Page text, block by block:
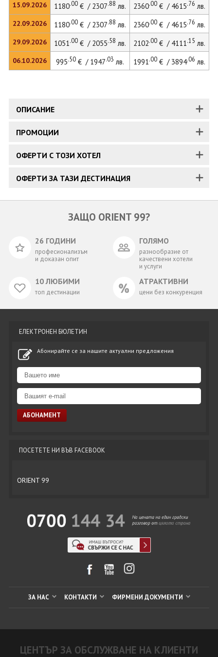
15.09.2026
22.09.2026
29.09.2026
06.10.2026
1180.00€ / 2307.88 лв. 2360.00€ / 4615.76 лв.
1180.00€ / 2307.88 лв. 2360.00€ / 4615.76 лв.
1051.00€ / 2055.58 лв. 2102.00€ / 4111.15 лв.
995.50€ / 1947.03 лв. 1991.00€ / 3894.06 лв.
ОПИСАНИЕ
ПРОМОЦИИ
ОФЕРТИ С ТОЗИ ХОТЕЛ
ОФЕРТИ ЗА ТАЗИ ДЕСТИНАЦИЯ
ЗАЩО ORIENT 99?
26 ГОДИНИ
професионализъм
и доказан опит
ГОЛЯМО
разнообразие от
качествени хотели
и услуги
10 ЛЮБИМИ
топ дестинации
АТРАКТИВНИ
цени без конкуренция
ЕЛЕКТРОНЕН БЮЛЕТИН
Абонирайте се за нашите актуални предложения
ПОСЕТЕТЕ НИ ВЪВ FACEBOOK
ORIENT 99
ЗА НАС КОНТАКТИ ФИРМЕНИ ДОКУМЕНТИ
ЦЕНТЪР ЗА ОБСЛУЖВАНЕ НА КЛИЕНТИ